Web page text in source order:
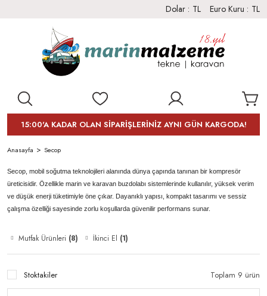
Dolar : TL Euro Kuru : TL
15:00'A KADAR OLAN SİPARİŞLERİNİZ AYNI GÜN KARGODA!
Anasayfa Secop
Secop, mobil soğutma teknolojileri alanında dünya çapında tanınan bir kompresör
üreticisidir. Özellikle marin ve karavan buzdolabı sistemlerinde kullanılır, yüksek verim
ve düşük enerji tüketimiyle öne çıkar. Dayanıklı yapısı, kompakt tasarımı ve sessiz
çalışma özelliği sayesinde zorlu koşullarda güvenilir performans sunar.
Mutfak Ürünleri (8) İkinci El (1)
Stoktakiler Toplam 9 ürün